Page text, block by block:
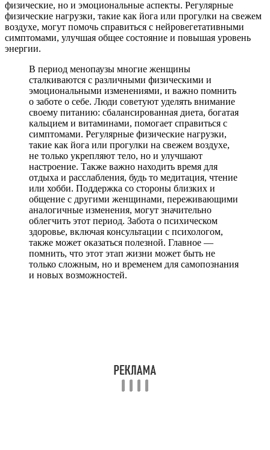
физические, но и эмоциональные аспекты. Регулярные
физические нагрузки, такие как йога или прогулки на свежем
воздухе, могут помочь справиться с нейровегетативными
симптомами, улучшая общее состояние и повышая уровень
энергии.
В период менопаузы многие женщины
сталкиваются с различными физическими и
эмоциональными изменениями, и важно помнить
о заботе о себе. Люди советуют уделять внимание
своему питанию: сбалансированная диета, богатая
кальцием и витаминами, помогает справиться с
симптомами. Регулярные физические нагрузки,
такие как йога или прогулки на свежем воздухе,
не только укрепляют тело, но и улучшают
настроение. Также важно находить время для
отдыха и расслабления, будь то медитация, чтение
или хобби. Поддержка со стороны близких и
общение с другими женщинами, переживающими
аналогичные изменения, могут значительно
облегчить этот период. Забота о психическом
здоровье, включая консультации с психологом,
также может оказаться полезной. Главное —
помнить, что этот этап жизни может быть не
только сложным, но и временем для самопознания
и новых возможностей.